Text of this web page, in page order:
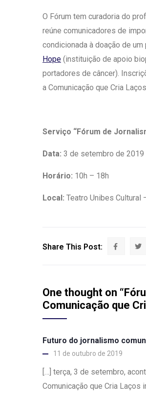
O Fórum tem curadoria do
reúne comunicadores de
condicionada à doação de
Hope (instituição de apoio
portadores de câncer).
a Comunicação que Cria
Serviço “Fórum de
Data: 3 de setembro de 2019
Horário: 10h – 18h
Local: Teatro Unibes Cultural
Share This Post:
One thought on
Comunicação que
Futuro do jornalismo
11 de outubro de 2019
[…] terça, 3 de setembro,
Comunicação que Cria Laços